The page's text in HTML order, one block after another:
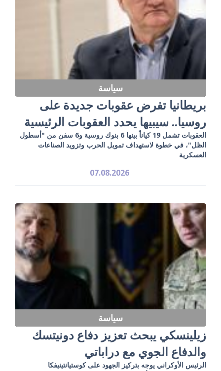
سياسة
بريطانيا تفرض عقوبات جديدة على
روسيا.. سيبيها يحدد العقوبات الرئيسية
العقوبات تشمل 19 كياناً بينها 6 بنوك روسية و6 سفن من "أسطول
الظل"، في خطوة لاستهداف تمويل الحرب وتزويد الصناعات
العسكرية
07.08.2026
سياسة
زيلينسكي يبحث تعزيز دفاع دونيتسك
والدفاع الجوي مع دراباتي
الرئيس الأوكراني يوجه بتركيز الجهود على كوستيانتينيفكا